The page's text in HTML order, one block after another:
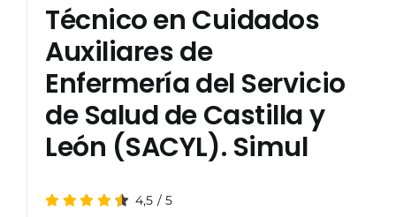
EDITORIALES
CATÁLOGOS
Técnico en Cuidados
Auxiliares de
Enfermería del Servicio
de Salud de Castilla y
León (SACYL). Simul
4,5 /5